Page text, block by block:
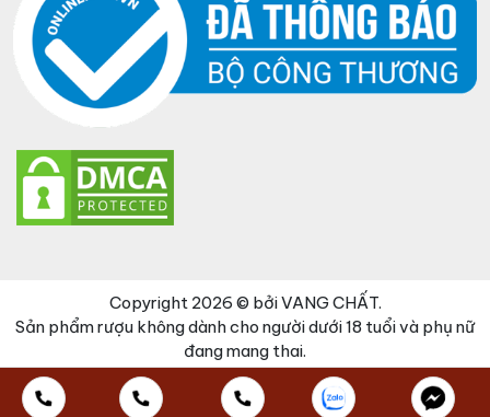
Copyright 2026 © bởi VANG CHẤT.
Sản phẩm rượu không dành cho người dưới 18 tuổi và phụ nữ
đang mang thai.
Đã thêm sản phẩm vào giỏ hàng Thanh toán